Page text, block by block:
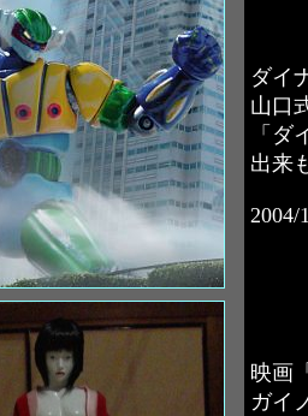
ダイ
山口
「
出来
2004/
映画
ガイ